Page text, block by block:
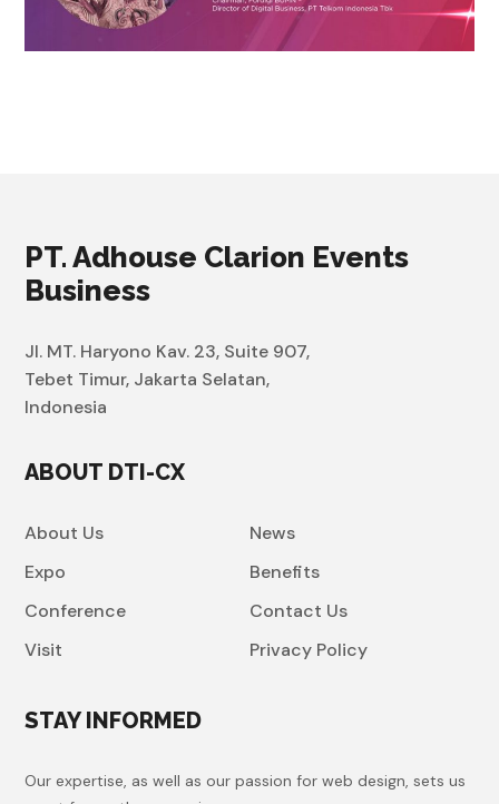
PT. Adhouse Clarion Events
Business
Jl. MT. Haryono Kav. 23, Suite 907,
Tebet Timur, Jakarta Selatan,
Indonesia
ABOUT DTI-CX
About Us
Expo
Conference
Visit
News
Benefits
Contact Us
Privacy Policy
STAY INFORMED
Our expertise, as well as our passion for web design, sets us